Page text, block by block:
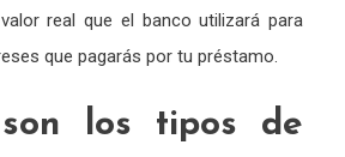
real que el banco utilizará para
que pagarás por tu préstamo.
son los tipos de